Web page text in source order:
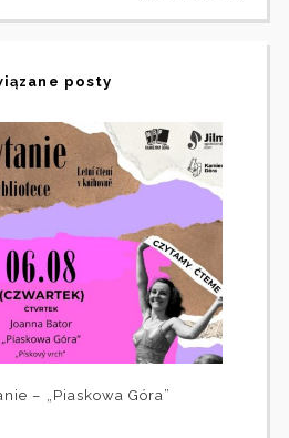
posty
– „Piaskowa Góra”